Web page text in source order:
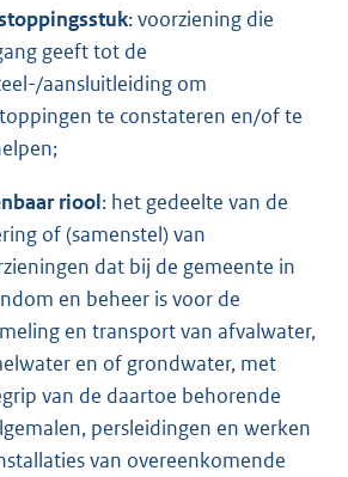
: voorziening die
geeft tot de
aansluitleiding om
te constateren en/of te
riool: het gedeelte van de
of (samenstel) van
dat bij de gemeente in
en beheer is voor de
en transport van afvalwater,
en of grondwater, met
van de daartoe behorende
persleidingen en werken
van overeenkomende